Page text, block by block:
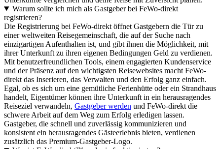
Warum sollte ich mich als Gastgeber bei FeWo-direkt
registrieren?
Die Registrierung bei FeWo-direkt öffnet Gastgebern die Tür zu
einer weltweiten Reisegemeinschaft, die auf der Suche nach
einzigartigen Aufenthalten ist, und gibt ihnen die Möglichkeit, mit
ihrer Unterkunft zu ihren eigenen Bedingungen Geld zu verdienen.
Mit benutzerfreundlichen Tools, einem engagierten Kundenservice
und der Präsenz auf den wichtigsten Reisewebsites macht FeWo-
direkt das Inserieren, das Verwalten und den Erfolg ganz einfach.
Egal, ob es sich um eine gemütliche Ferienhütte oder ein Strandhaus
handelt, Eigentümer können ihre Unterkunft in ein herausragendes
Reiseziel verwandeln, Gastgeber werden und FeWo-direkt die
schwere Arbeit auf dem Weg zum Erfolg erledigen lassen.
Gastgeber, die schnell und zuverlässig kommunizieren und
konsistent ein herausragendes Gästeerlebnis bieten, verdienen
zusätzlich das Premium-Gastgeber-Logo.